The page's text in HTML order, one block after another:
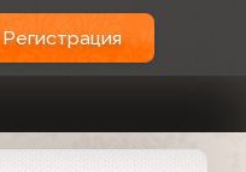
Регистрация